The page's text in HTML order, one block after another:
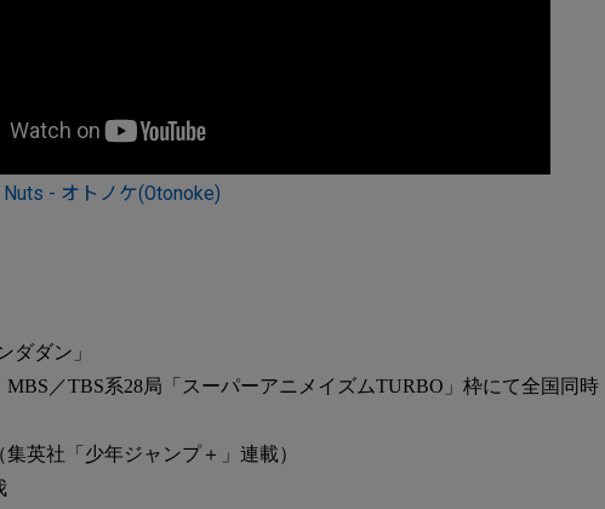
Nuts - オトノケ(Otonoke)
ダダン」
MBS／TBS系28局「スーパーアニメイズムTURBO」枠にて全国同時
英社「少年ジャンプ＋」連載）